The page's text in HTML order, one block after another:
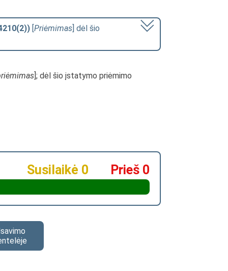
[Priėmimas] dėl šio
]; dėl šio įstatymo priėmimo
Prieš 0
Susilaikė 0